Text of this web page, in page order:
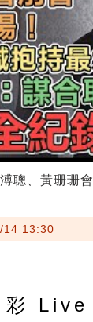
聰、黃珊珊
14 13:30
彩 Live